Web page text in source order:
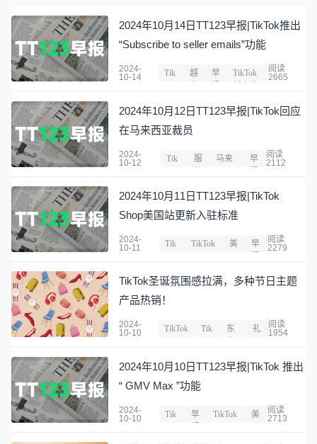
2024年10月14日TT123早报|TikTok推出
“Subscribe to seller emails”功能
2024-
10-14
Tik
越
早
TikTok
阅读
2665
2024年10月12日TT123早报|TikTok回应
在马来西亚裁员
2024-
10-12
Tik
服
马来
早
阅读
2112
2024年10月11日TT123早报|TikTok
Shop美国站更新入驻标准
2024-
10-11
Tik
TikTok
美
早
阅读
2279
TikTok圣诞氛围感拉满，多种节日主题
产品热销！
2024-
10-10
TikTok
Tik
东
礼
阅读
1954
2024年10月10日TT123早报|TikTok 推出
“ GMV Max ”功能
2024-
10-10
Tik
早
TikTok
美
阅读
2713